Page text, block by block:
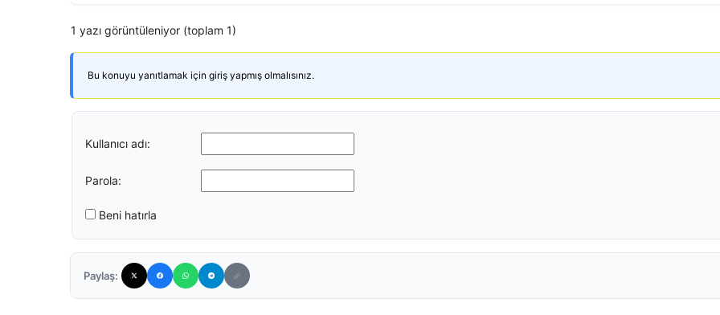
1 yazı görüntüleniyor (toplam 1)
Bu konuyu yanıtlamak için giriş yapmış olmalısınız.
Kullanıcı adı:
Parola:
Beni hatırla
Paylaş: